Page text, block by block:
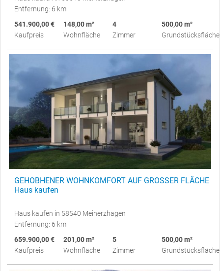
Entfernung: 6 km
541.900,00 €
Kaufpreis
148,00 m²
Wohnfläche
4
Zimmer
500,00 m²
Grundstücksfläche
GEHOBHENER WOHNKOMFORT AUF GROSSER FLÄCHE
Haus kaufen
Haus kaufen in 58540 Meinerzhagen
Entfernung: 6 km
659.900,00 €
Kaufpreis
201,00 m²
Wohnfläche
5
Zimmer
500,00 m²
Grundstücksfläche